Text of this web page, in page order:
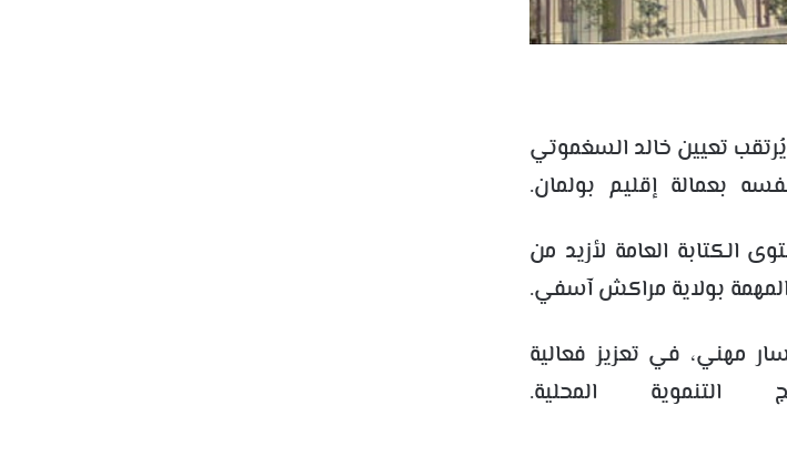
يُرتقب تعيين خالد السغموتي
بعمالة إقليم بولمان.
الكتابة العامة لأزيد من
بولاية مراكش آسفي.
مهني، في تعزيز فعالية
التنموية المحلية.